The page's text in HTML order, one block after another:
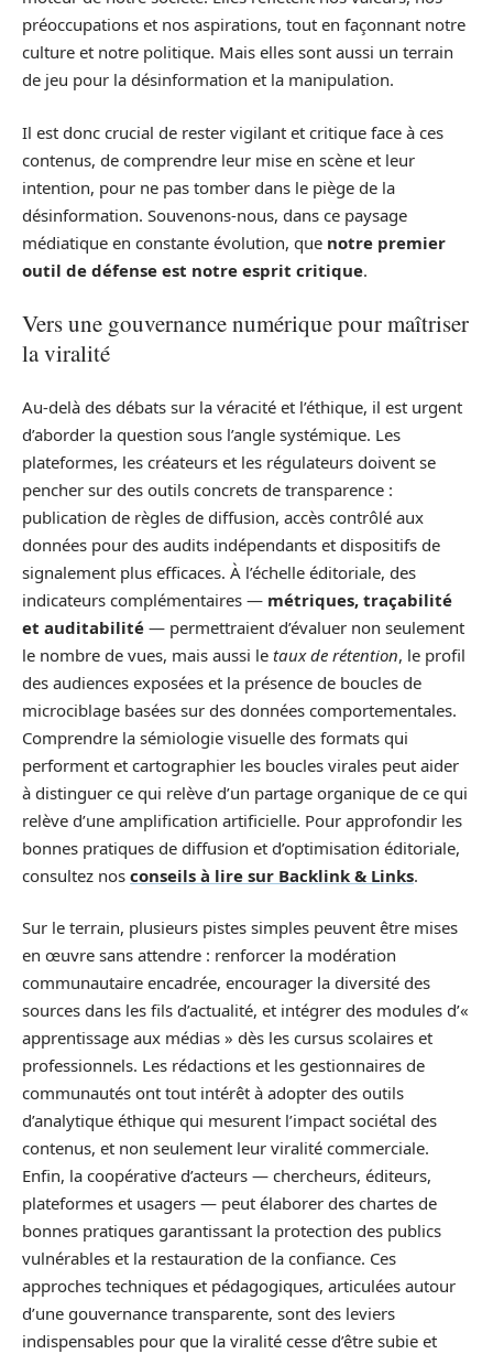
préoccupations et nos aspirations, tout en façonnant notre
culture et notre politique. Mais elles sont aussi un terrain
de jeu pour la désinformation et la manipulation.
Il est donc crucial de rester vigilant et critique face à ces
contenus, de comprendre leur mise en scène et leur
intention, pour ne pas tomber dans le piège de la
désinformation. Souvenons-nous, dans ce paysage
médiatique en constante évolution, que notre premier
outil de défense est notre esprit critique.
Vers une gouvernance numérique pour maîtriser
la viralité
Au-delà des débats sur la véracité et l’éthique, il est urgent
d’aborder la question sous l’angle systémique. Les
plateformes, les créateurs et les régulateurs doivent se
pencher sur des outils concrets de transparence :
publication de règles de diffusion, accès contrôlé aux
données pour des audits indépendants et dispositifs de
signalement plus efficaces. À l’échelle éditoriale, des
indicateurs complémentaires — métriques, traçabilité
et auditabilité — permettraient d’évaluer non seulement
le nombre de vues, mais aussi le taux de rétention, le profil
des audiences exposées et la présence de boucles de
microciblage basées sur des données comportementales.
Comprendre la sémiologie visuelle des formats qui
performent et cartographier les boucles virales peut aider
à distinguer ce qui relève d’un partage organique de ce qui
relève d’une amplification artificielle. Pour approfondir les
bonnes pratiques de diffusion et d’optimisation éditoriale,
consultez nos conseils à lire sur Backlink & Links.
Sur le terrain, plusieurs pistes simples peuvent être mises
en œuvre sans attendre : renforcer la modération
communautaire encadrée, encourager la diversité des
sources dans les fils d’actualité, et intégrer des modules d’«
apprentissage aux médias » dès les cursus scolaires et
professionnels. Les rédactions et les gestionnaires de
communautés ont tout intérêt à adopter des outils
d’analytique éthique qui mesurent l’impact sociétal des
contenus, et non seulement leur viralité commerciale.
Enfin, la coopérative d’acteurs — chercheurs, éditeurs,
plateformes et usagers — peut élaborer des chartes de
bonnes pratiques garantissant la protection des publics
vulnérables et la restauration de la confiance. Ces
approches techniques et pédagogiques, articulées autour
d’une gouvernance transparente, sont des leviers
indispensables pour que la viralité cesse d’être subie et